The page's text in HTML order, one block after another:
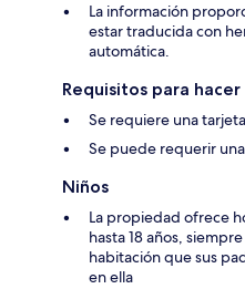
La información
estar traducida con
automática.
Requisitos para
Se requiere una
Se puede requerir
Niños
La propiedad ofrece
hasta 18 años,
habitación que sus
en ella